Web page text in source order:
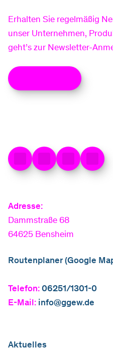
Erhalten Sie regelmäßig
unser Unternehmen,
geht’s zur Newsletter-
Adresse:
Dammstraße 68
64625 Bensheim
Routenplaner (Google
Telefon:06251/1301-0
E-Mail: info@ggew.de
Aktuelles